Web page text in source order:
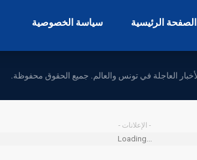
الصفحة الرئيسية سياسة الخصوصية
- الإعلانات -
Loading...